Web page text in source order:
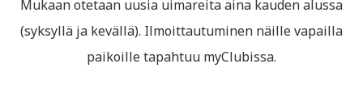
Mukaan otetaan uusia uimareita aina kauden alussa
(syksyllä ja kevällä). Ilmoittautuminen näille vapailla
paikoille tapahtuu myClubissa.